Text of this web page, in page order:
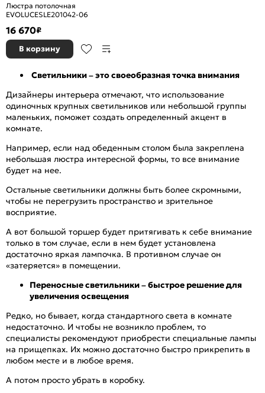
Люстра потолочная
EVOLUCESLE201042-06
16 670₽
В корзину
Светильники – это своеобразная точка внимания
Дизайнеры интерьера отмечают, что использование
одиночных крупных светильников или небольшой группы
маленьких, поможет создать определенный акцент в
комнате.
Например, если над обеденным столом была закреплена
небольшая люстра интересной формы, то все внимание
будет на нее.
Остальные светильники должны быть более скромными,
чтобы не перегрузить пространство и зрительное
восприятие.
А вот большой торшер будет притягивать к себе внимание
только в том случае, если в нем будет установлена
достаточно яркая лампочка. В противном случае он
«затеряется» в помещении.
Переносные светильники – быстрое решение для
увеличения освещения
Редко, но бывает, когда стандартного света в комнате
недостаточно. И чтобы не возникло проблем, то
специалисты рекомендуют приобрести специальные лампы
на прищепках. Их можно достаточно быстро прикрепить в
любом месте и в любое время.
А потом просто убрать в коробку.